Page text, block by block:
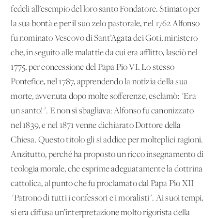
fedeli all’esempio del loro santo Fondatore. Stimato per
la sua bontà e per il suo zelo pastorale, nel 1762 Alfonso
fu nominato Vescovo di Sant’Agata dei Goti, ministero
che, in seguito alle malattie da cui era afflitto, lasciò nel
1775, per concessione del Papa Pio VI. Lo stesso
Pontefice, nel 1787, apprendendo la notizia della sua
morte, avvenuta dopo molte sofferenze, esclamò: "Era
un santo!". E non si sbagliava: Alfonso fu canonizzato
nel 1839, e nel 1871 venne dichiarato Dottore della
Chiesa. Questo titolo gli si addice per molteplici ragioni.
Anzitutto, perché ha proposto un ricco insegnamento di
teologia morale, che esprime adeguatamente la dottrina
cattolica, al punto che fu proclamato dal Papa Pio XII
"Patrono di tutti i confessori e i moralisti". Ai suoi tempi,
si era diffusa un’interpretazione molto rigorista della